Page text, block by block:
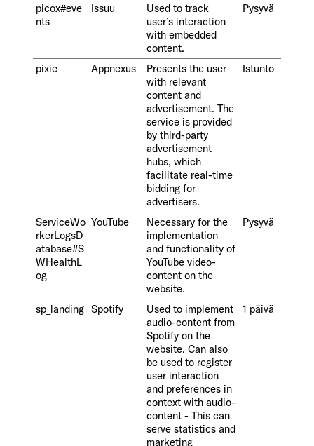
picox#eve
nts
Issuu
Used to track
user’s interaction
with embedded
content.
Pysyvä
pixie Appnexus
Presents the user
with relevant
content and
advertisement. The
service is provided
by third-party
advertisement
hubs, which
facilitate real-time
bidding for
advertisers.
Istunto
ServiceWo
rkerLogsD
atabase#S
WHealthL
og
YouTube
Necessary for the
implementation
and functionality of
YouTube video-
content on the
website.
Pysyvä
sp_landing Spotify
Used to implement
audio-content from
Spotify on the
website. Can also
be used to register
user interaction
and preferences in
context with audio-
content - This can
serve statistics and
marketing
1 päivä